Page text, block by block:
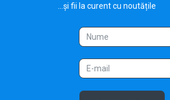
...și fii la curent cu noutățile